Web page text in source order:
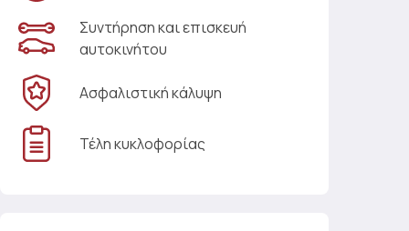
Συντήρηση και επισκευή
αυτοκινήτου
Ασφαλιστική κάλυψη
Τέλη κυκλοφορίας